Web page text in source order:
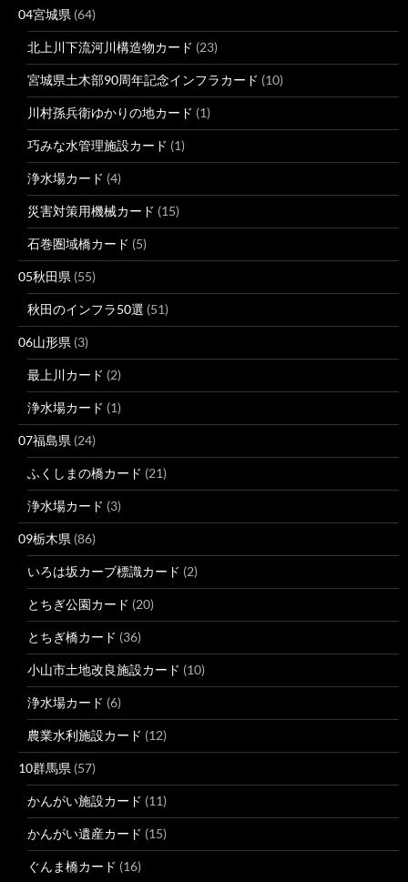
04宮城県 (64)
北上川下流河川構造物カード (23)
宮城県土木部90周年記念インフラカード (10)
川村孫兵衛ゆかりの地カード (1)
巧みな水管理施設カード (1)
浄水場カード (4)
災害対策用機械カード (15)
石巻圏域橋カード (5)
05秋田県 (55)
秋田のインフラ50選 (51)
06山形県 (3)
最上川カード (2)
浄水場カード (1)
07福島県 (24)
ふくしまの橋カード (21)
浄水場カード (3)
09栃木県 (86)
いろは坂カーブ標識カード (2)
とちぎ公園カード (20)
とちぎ橋カード (36)
小山市土地改良施設カード (10)
浄水場カード (6)
農業水利施設カード (12)
10群馬県 (57)
かんがい施設カード (11)
かんがい遺産カード (15)
ぐんま橋カード (16)